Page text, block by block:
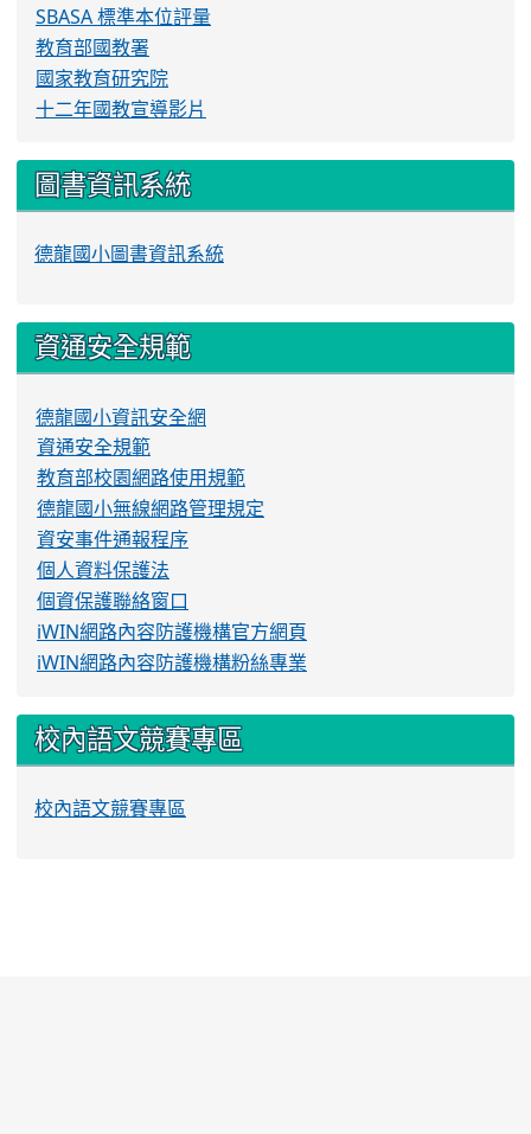
SBASA 標準本位評量
教育部國教署
國家教育研究院
十二年國教宣導影片
圖書資訊系統
德龍國小圖書資訊系統
資通安全規範
德龍國小資訊安全網
資通安全規範
教育部校園網路使用規範
德龍國小無線網路管理規定
資安事件通報程序
個人資料保護法
個資保護聯絡窗口
iWIN網路內容防護機構官方網頁
iWIN網路內容防護機構粉絲專業
校內語文競賽專區
校內語文競賽專區